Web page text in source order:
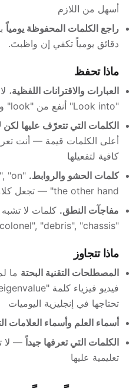
أسهل من اللازم
راجع الكلمات المحفوظة يومياً
دقائق يومياً تكفي إن واظبتَ.
ماذا تحفظ
العبارات والاقترانات اللفظية،
"Look into" أنفع من "look" وحدها
الكلمات التي تتعرّف عليها لكن
أعلى الكلمات قيمة — أنت
كافية لتفعيلها
كلمات الحشو والروابط.
"on
the other hand" — تجعل كلامك يبدو طبيعياً
مفاجآت النطق. كلمات لا تشبه
"colonel", "debris", "chassis"
ماذا تتجاوز
المصطلحات التقنية البحتة ما
تحتاجها في إنجليزية اليوميات
أسماء العلم وأسماء العلامات
الكلمات التي تعرفها جيداً — لا
تعليمية عليها